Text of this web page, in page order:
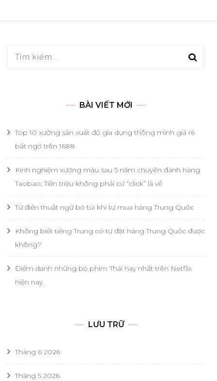
Tìm
BÀI VIẾT MỚI
Top 10 xưởng sản xuất đồ gia dụng thông minh giá rẻ
bất ngờ trên 1688
Kinh nghiệm xương máu sau 5 năm chuyên đánh hàng
Taobao: Tiền triệu không phải cứ “click” là về
Từ điển thuật ngữ bỏ túi khi tự mua hàng Trung Quốc
Không biết tiếng Trung có tự đặt hàng Trung Quốc được
không?
Điểm danh những bộ phim Thái hay nhất trên Netflix
hiện nay.
LƯU TRỮ
Tháng 6 2026
Tháng 5 2026